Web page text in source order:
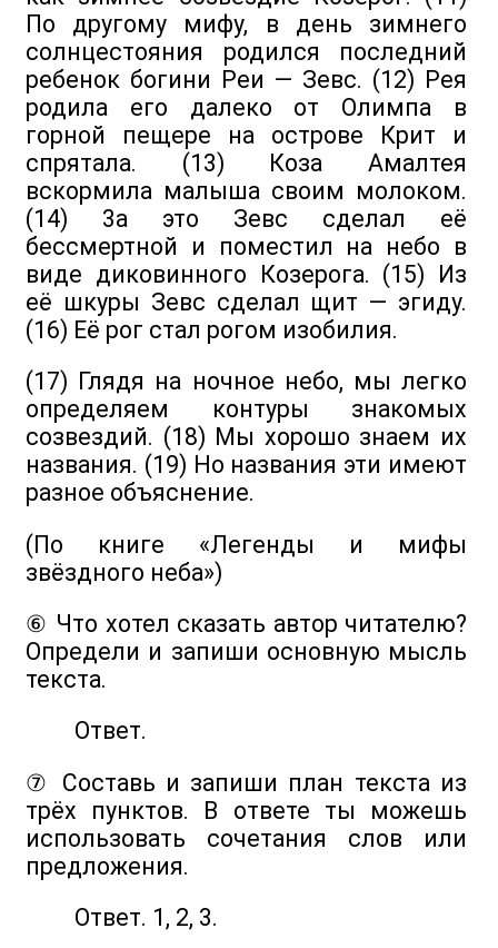
По другому мифу, в день зимнего
солнцестояния родился последний
ребенок богини Реи — Зевс. (12) Рея
родила его далеко от Олимпа в
горной пещере на острове Крит и
спрятала. (13) Коза Амалтея
вскормила малыша своим молоком.
(14) 3а это Зевс сделал её
бессмертной и поместил на небо в
виде диковинного Козерога. (15) Из
её шкуры Зевс сделал щит — эгиду.
(16) Её рог стал рогом изобилия.
(17) Глядя на ночное небо, мы легко
определяем контуры знакомых
созвездий. (18) Мы хорошо знаем их
названия. (19) Но названия эти имеют
разное объяснение.
(По книге «Легенды и мифы
звёздного неба»)
⑥ Что хотел сказать автор читателю?
Определи и запиши основную мысль
текста.
Ответ.
⑦ Составь и запиши план текста из
трёх пунктов. В ответе ты можешь
использовать сочетания слов или
предложения.
Ответ. 1, 2, 3.